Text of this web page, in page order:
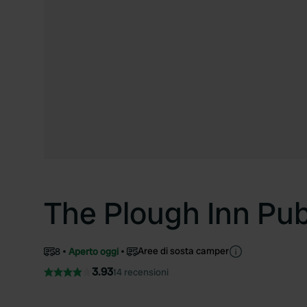
The Plough Inn
8 Aperto oggi Aree di sosta camper
3.9314 recensioni